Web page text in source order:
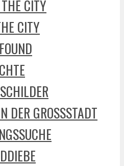
CITY
CITY
DER GROSSSTADT